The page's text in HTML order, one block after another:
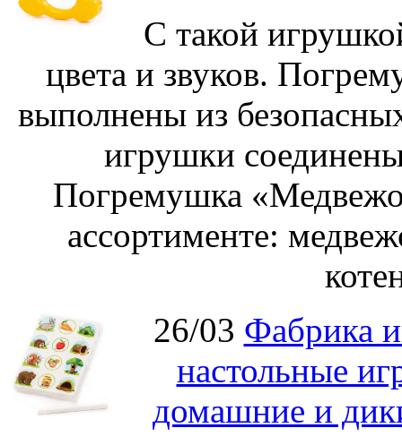
С такой
цвета и звуков.
выполнены из
игрушки
Погремушка
ассортименте:
26/03 Фабрика
настольные
домашние и